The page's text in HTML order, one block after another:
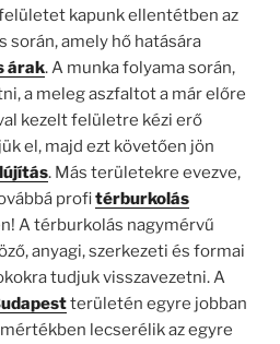
kapunk ellentétben az
során, amely hő hatására
árak. A munka folyama során,
a meleg aszfaltot a már előre
kezelt felületre kézi erő
el, majd ezt követően jön
. Más területekre evezve,
profitérburkolás
A térburkolás nagymérvű
anyagi, szerkezeti és formai
tudjuk visszavezetni. A
területén egyre jobban
lecserélik az egyre